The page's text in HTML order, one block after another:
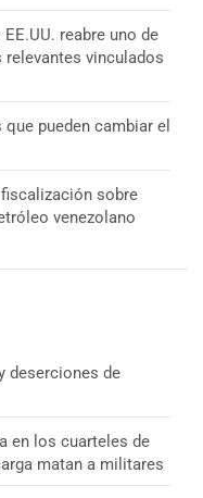
reabre uno de
relevantes vinculados
pueden cambiar el
sobre
venezolano
deserciones de
en los cuarteles de
matan a militares